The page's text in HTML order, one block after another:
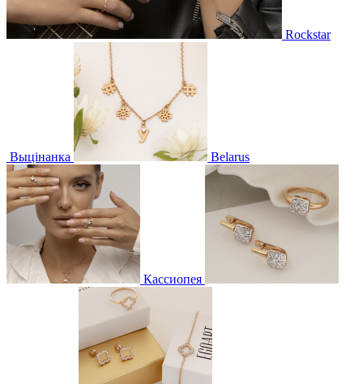
Rockstar
Выцінанка Belarus
Кассиопея